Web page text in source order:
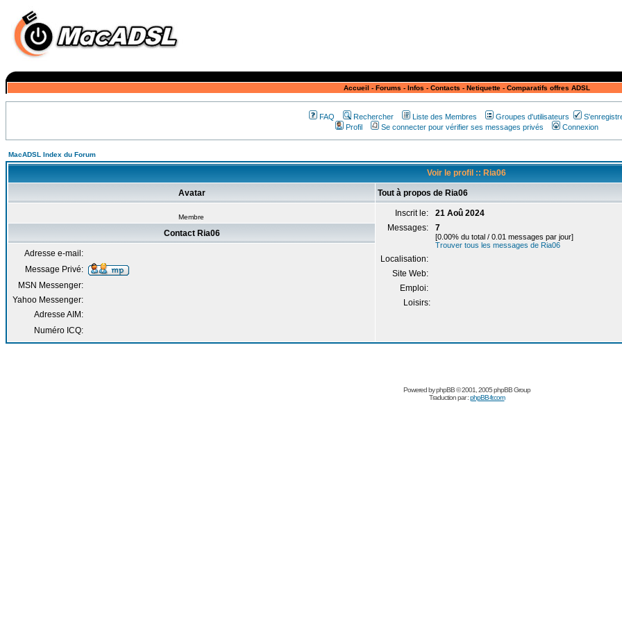
Accueil - Forums - Infos - Contacts - Netiquette- Comparatifs offres ADSL
FAQ Rechercher Liste des Membres Groupes d'utilisateurs
Profil
Se connecter pour vérifier ses messages privés Connexion
MacADSL Index du Forum
Voir le profil :: Ria06
Avatar Tout à propos de Ria06
Membre Inscrit le:
21 Aoû 2024
Messages:
7
[0.00% du total / 0.01 messages par jour]
Trouver tous les messages de Ria06
Localisation:
Site Web:
Emploi:
Loisirs:
Contact Ria06
Adresse e-mail:
Message Privé:
MSN Messenger:
Yahoo Messenger:
Adresse AIM:
Numéro ICQ:
Powered byphpBB© 2001, 2005 phpBB Group
Traduction par :phpBB-fr.com